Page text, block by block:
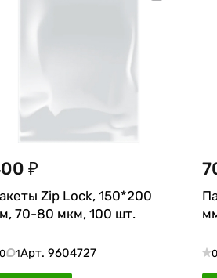
₽
Zip Lock, 150*200
70-80 мкм, 100 шт.
0 1Арт.9604727 0